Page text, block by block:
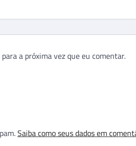
a próxima vez que eu comentar.
Saiba como seus dados em